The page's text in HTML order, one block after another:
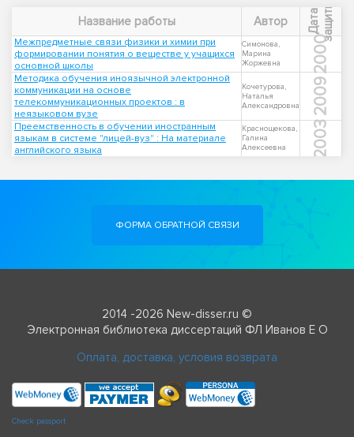
Название работы Автор Д
а
т
а
з
а
щ
и
т ы
Межпредметные связи физики и химии при
формировании понятия о веществе у учащихся
основной школы
Симонова,
Марина
Жоржевна
2000
Методика обучения иноязычной электронной
коммуникации на основе
телекоммуникационных проектов : в
неязыковом вузе
Кочетурова,
Наталья
Александровна
2009
Преемственность в обучении иностранным
языкам в системе "лицей-вуз" : На материале
английского языка
Краснощекова,
Галина
Алексеевна
2003
ФОРМА ОБРАТНОЙ СВЯЗИ
2014 -2026 New-disser.ru ©
Электронная библиотека диссертаций ФЛ Иванов Е О
Оплата, доставка, условия возврата
Check passport